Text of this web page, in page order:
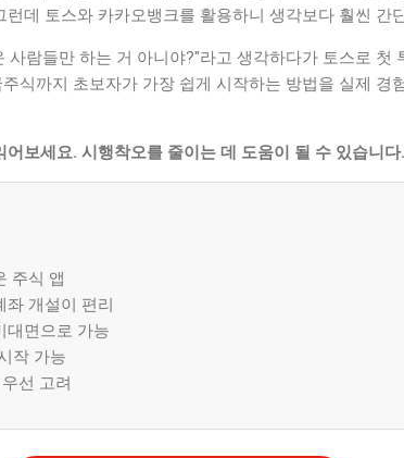
데 토스와 카카오뱅크를 활용하니 생각보다 훨씬 간
사람들만 하는 거 아니야?"라고 생각하다가 토스로 첫
식까지 초보자가 가장 쉽게 시작하는 방법을 실제 경
보세요. 시행착오를 줄이는 데 도움이 될 수 있습니다.
주식 앱
좌 개설이 편리
대면으로 가능
작 가능
선 고려